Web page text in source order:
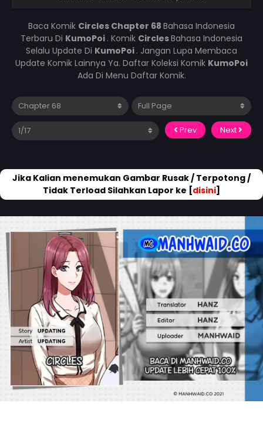
Baca Komik Circles Chapter 68 Bahasa Indonesia
Terbaru Di KumoPoi . Komik CirclesBahasa Indonesia
Selalu Update Di KumoPoi . Jangan Lupa Membaca
Update Komik Lainnya Ya. Daftar Koleksi Komik KumoPoi
Ada Di Menu Daftar Komik.
Prev Next
Jika Kalian menemukan Gambar Rusak / Terpotong /
Tidak Terload Silahkan Lapor ke [disini]